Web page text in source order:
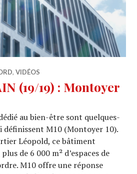
,VIDÉOS
(19/19) : Montoyer
au bien-être sont quelques-
définissent M10 (Montoyer 10).
Léopold, ce bâtiment
de 6 000 m² d’espaces de
M10 offre une réponse